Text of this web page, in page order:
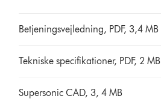
Betjeningsvejledning, PDF, 3,4 MB
Tekniske specifikationer, PDF, 2 MB
Supersonic CAD, 3, 4 MB